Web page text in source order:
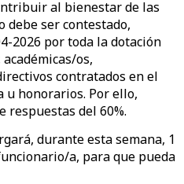
al bienestar de las
debe ser contestado,
2026 por toda la dotación
os,
contratados en el
u honorarios. Por ello,
respuestas del 60%.
durante esta semana, 1
a, para que pueda